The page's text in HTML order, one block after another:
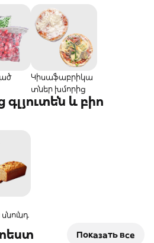
Կիսաֆաբրիկա
տներ խմորից
և բիո
Показать все